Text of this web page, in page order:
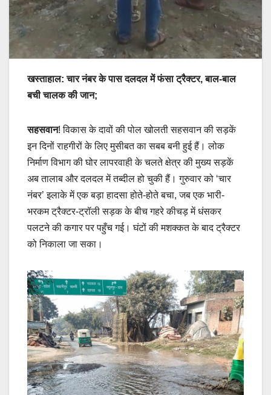
खस्ताहाल: चार नंबर के पास दलदल में फंसा ट्रैक्टर, बाल-बाल
बची चालक की जान;
सहसवान! विकास के दावों की पोल खोलती सहसवान की सड़कें
इन दिनों राहगीरों के लिए मुसीबत का सबब बनी हुई हैं। लोक
निर्माण विभाग की घोर लापरवाही के चलते क्षेत्र की मुख्य सड़कें
अब तालाब और दलदल में तब्दील हो चुकी हैं। गुरुवार को ‘चार
नंबर’ इलाके में एक बड़ा हादसा होते-होते बचा, जब एक भारी-
भरकम ट्रैक्टर-ट्रॉली सड़क के बीच गहरे कीचड़ में धंसकर
पलटने की कगार पर पहुँच गई। घंटों की मशक्कत के बाद ट्रैक्टर
को निकाला जा सका।